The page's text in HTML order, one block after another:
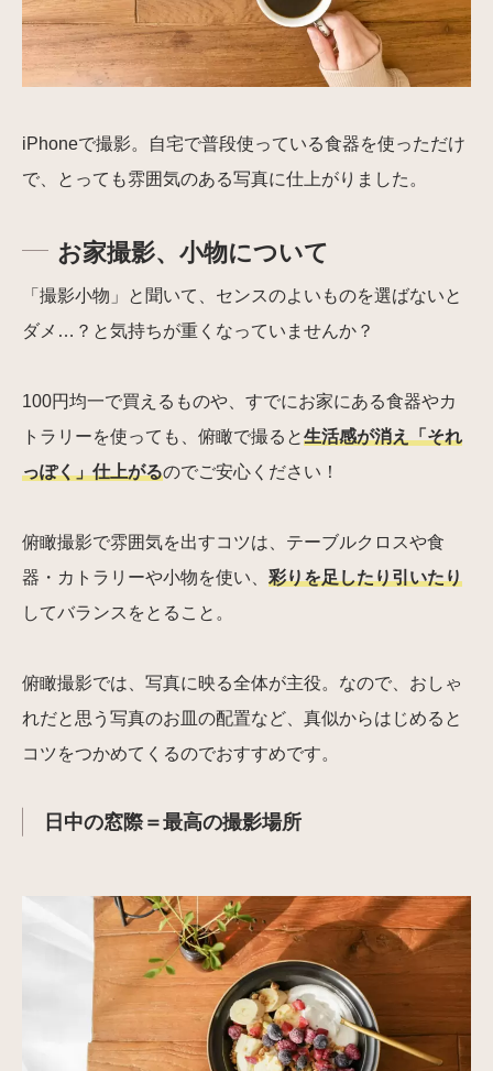
iPhoneで撮影。自宅で普段使っている食器を使っただけ
で、とっても雰囲気のある写真に仕上がりました。
お家撮影、小物について
「撮影小物」と聞いて、センスのよいものを選ばないと
ダメ…？と気持ちが重くなっていませんか？
100円均一で買えるものや、すでにお家にある食器やカ
トラリーを使っても、俯瞰で撮ると生活感が消え「それ
っぽく」仕上がるのでご安心ください！
俯瞰撮影で雰囲気を出すコツは、テーブルクロスや食
器・カトラリーや小物を使い、 彩りを足したり引いたり
してバランスをとること。
俯瞰撮影では、写真に映る全体が主役。なので、おしゃ
れだと思う写真のお皿の配置など、真似からはじめると
コツをつかめてくるのでおすすめです。
日中の窓際＝最高の撮影場所